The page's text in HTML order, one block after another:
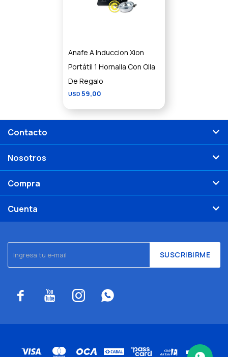
Anafe A Induccion Xion
Portátil 1 Hornalla Con Olla
De Regalo
USD 59,00
SUSCRIBIRME
   
Contacto
Nosotros
Compra
Cuenta